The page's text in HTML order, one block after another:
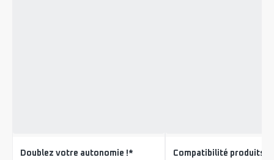
Doublez votre autonomie !* Compatibilité produits